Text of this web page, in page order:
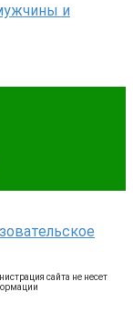
и
сайта не несет